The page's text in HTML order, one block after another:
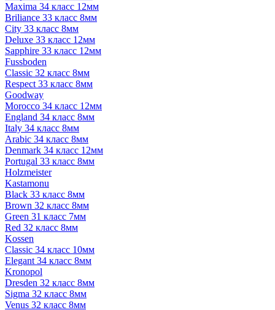
Maxima 34 класс 12мм
Briliance 33 класс 8мм
City 33 класс 8мм
Deluxe 33 класс 12мм
Sapphire 33 класс 12мм
Fussboden
Classic 32 класс 8мм
Respect 33 класс 8мм
Goodway
Morocco 34 класс 12мм
England 34 класс 8мм
Italy 34 класс 8мм
Arabic 34 класс 8мм
Denmark 34 класс 12мм
Portugal 33 класс 8мм
Holzmeister
Kastamonu
Black 33 класс 8мм
Brown 32 класс 8мм
Green 31 класс 7мм
Red 32 класс 8мм
Kossen
Classic 34 класс 10мм
Elegant 34 класс 8мм
Kronopol
Dresden 32 класс 8мм
Sigma 32 класс 8мм
Venus 32 класс 8мм